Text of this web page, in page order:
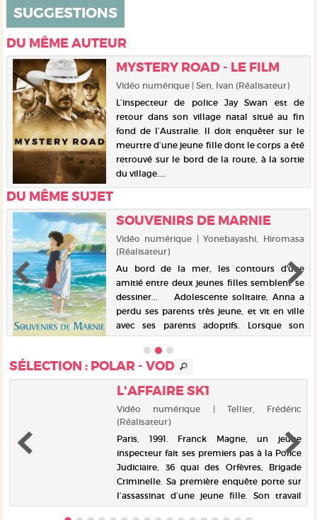
SUGGESTIONS
DU MÊME AUTEUR
MYSTERY ROAD - LE FILM
Vidéo numérique | Sen, Ivan (Réalisateur)
L’inspecteur de police Jay Swan est de
retour dans son village natal situé au fin
fond de l’Australie. Il doit enquêter sur le
meurtre d’une jeune fille dont le corps a été
retrouvé sur le bord de la route, à la sortie
du village....
DU MÊME SUJET
SOUVENIRS DE MARNIE
Vidéo numérique | Yonebayashi, Hiromasa
(Réalisateur)
Au bord de la mer, les contours d'une
amitié entre deux jeunes filles semblent se
dessiner... Adolescente solitaire, Anna a
perdu ses parents très jeune, et vit en ville
avec ses parents adoptifs. Lorsque son
asthme...
SÉLECTION : POLAR - VOD
L'AFFAIRE SK1
Vidéo numérique | Tellier, Frédéric
(Réalisateur)
Paris, 1991. Franck Magne, un jeune
inspecteur fait ses premiers pas à la Police
Judiciaire, 36 quai des Orfèvres, Brigade
Criminelle. Sa première enquête porte sur
l’assassinat d’une jeune fille. Son travail
l’amène à étudier des...